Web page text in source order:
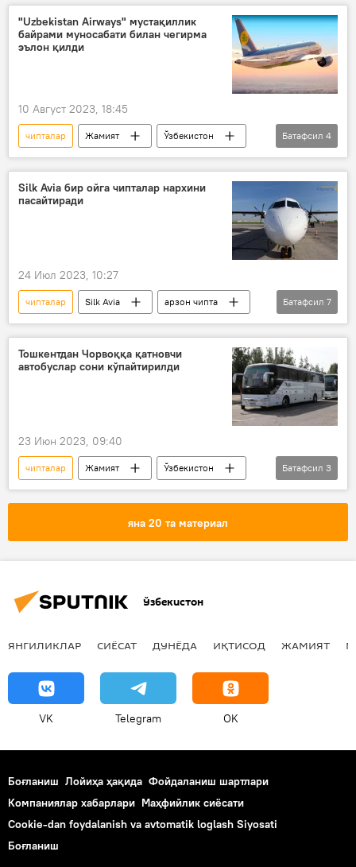
Самарқанд
авиапарвозлар
Silk Avia
чегирмалар
"Uzbekistan Airways" мустақиллик
байрами муносабати билан чегирма
эълон қилди
10 Август 2023, 18:45
чипталар Жамият
Ўзбекистон
авиапарвозлар
чегирмалар
арзон чипта
Батафсил 4
Silk Avia бир ойга чипталар нархини
пасайтиради
24 Июл 2023, 10:27
чипталар Silk Avia
арзон чипта
Транспорт вазирлиги
транспорт
авиапарвозлар
авиарейслар қатнови
авиарейс
Батафсил 7
Тошкентдан Чорвоққа қатновчи
автобуслар сони кўпайтирилди
23 Июн 2023, 09:40
чипталар Жамият
Ўзбекистон
Тошкент
Чорвоқ сув омбори
Батафсил 3
яна 20 та материал
Ўзбекистон
ЯНГИЛИКЛАР СИЁСАТ ДУНЁДА ИҚТИСОД ЖАМИЯТ
VK Telegram OK
Боғланиш Лойиҳа ҳақида Фойдаланиш шартлари
Компаниялар хабарлари Маҳфийлик сиёсати
Cookie-dan foydalanish va avtomatik loglash Siyosati
Боғланиш